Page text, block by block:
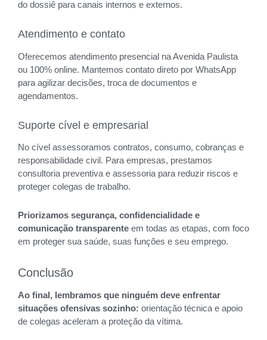
do dossiê para canais internos e externos.
Atendimento e contato
Oferecemos atendimento presencial na Avenida Paulista
ou 100% online. Mantemos contato direto por WhatsApp
para agilizar decisões, troca de documentos e
agendamentos.
Suporte cível e empresarial
No cível assessoramos contratos, consumo, cobranças e
responsabilidade civil. Para empresas, prestamos
consultoria preventiva e assessoria para reduzir riscos e
proteger colegas de trabalho.
Priorizamos segurança, confidencialidade e
comunicação transparente em todas as etapas, com foco
em proteger sua saúde, suas funções e seu emprego.
Conclusão
Ao final, lembramos que ninguém deve enfrentar
situações ofensivas sozinho: orientação técnica e apoio
de colegas aceleram a proteção da vítima.